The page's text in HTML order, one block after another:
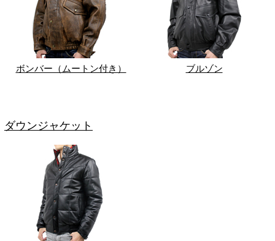
ボンバー（ムートン付き） ブルゾン
ダウンジャケット